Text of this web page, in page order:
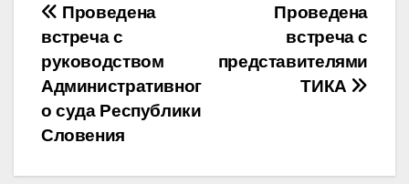
Навигация
по
записям
Проведена
встреча с
представителями
ТИКА
Проведена
встреча с
руководством
Административног
о суда Республики
Словения